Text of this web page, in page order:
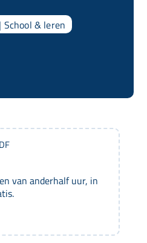
| School & leren
van anderhalf uur, in